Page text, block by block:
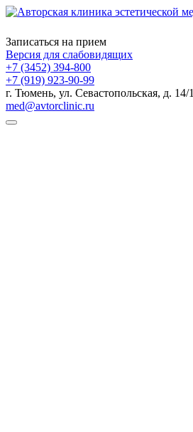
Записаться на прием
Версия для слабовидящих
+7 (3452) 394-800
+7 (919) 923-90-99
г. Тюмень, ул. Севастопольская, д. 14/1
med@avtorclinic.ru